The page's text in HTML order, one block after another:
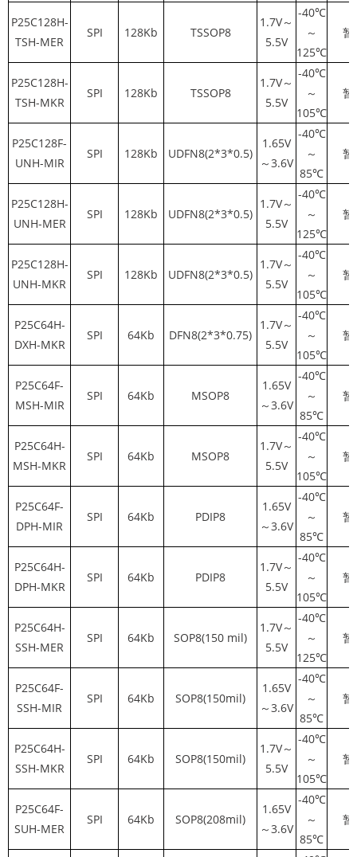
P25C128H-
TSH-MER
SPI 128Kb TSSOP8
1.7V～
5.5V
-40℃
～
125℃
暂
P25C128H-
TSH-MKR
SPI 128Kb TSSOP8
1.7V～
5.5V
-40℃
～
105℃
暂
P25C128F-
UNH-MIR
SPI 128Kb UDFN8(2*3*0.5)
1.65V
～3.6V
-40℃
～
85℃
暂
P25C128H-
UNH-MER
SPI 128Kb UDFN8(2*3*0.5)
1.7V～
5.5V
-40℃
～
125℃
暂
P25C128H-
UNH-MKR
SPI 128Kb UDFN8(2*3*0.5)
1.7V～
5.5V
-40℃
～
105℃
暂
P25C64H-
DXH-MKR
SPI 64Kb DFN8(2*3*0.75)
1.7V～
5.5V
-40℃
～
105℃
暂
P25C64F-
MSH-MIR
SPI 64Kb MSOP8
1.65V
～3.6V
-40℃
～
85℃
暂
P25C64H-
MSH-MKR
SPI 64Kb MSOP8
1.7V～
5.5V
-40℃
～
105℃
暂
P25C64F-
DPH-MIR
SPI 64Kb PDIP8
1.65V
～3.6V
-40℃
～
85℃
暂
P25C64H-
DPH-MKR
SPI 64Kb PDIP8
1.7V～
5.5V
-40℃
～
105℃
暂
P25C64H-
SSH-MER
SPI 64Kb SOP8(150 mil)
1.7V～
5.5V
-40℃
～
125℃
暂
P25C64F-
SSH-MIR
SPI 64Kb SOP8(150mil)
1.65V
～3.6V
-40℃
～
85℃
暂
P25C64H-
SSH-MKR
SPI 64Kb SOP8(150mil)
1.7V～
5.5V
-40℃
～
105℃
暂
P25C64F-
SUH-MER
SPI 64Kb SOP8(208mil)
1.65V
～3.6V
-40℃
～
85℃
暂